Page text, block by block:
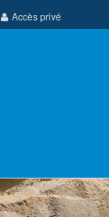
Accès privé